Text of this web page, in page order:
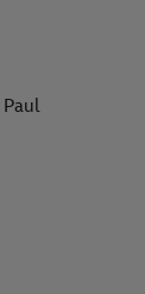
Paul